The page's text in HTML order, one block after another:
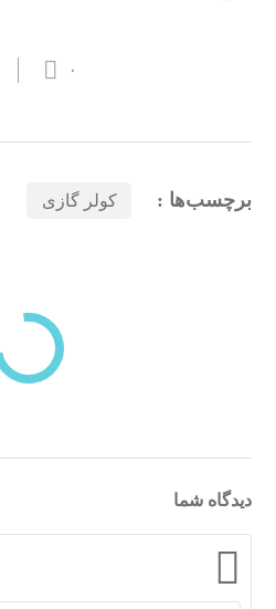
۰
برچسب‌ها : کولر گازی
دسته‌بندی‌های منتخب برای شما
دیدگاه شما